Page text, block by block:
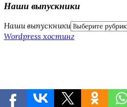
Наши выпускники
Наши выпускники
Wordpress хостинг